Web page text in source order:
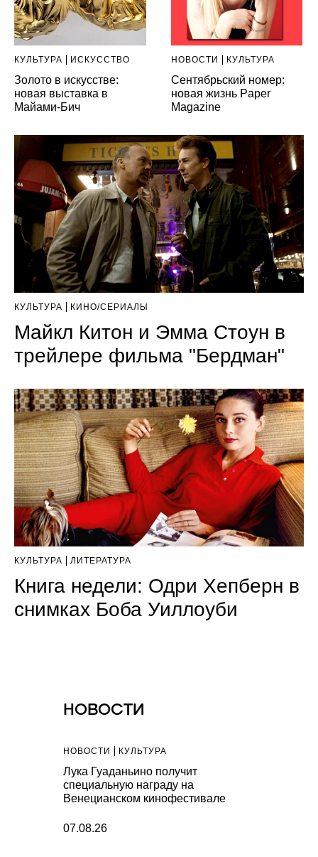
КУЛЬТУРА ИСКУССТВО
Золото в искусстве:
новая выставка в
Майами-Бич
НОВОСТИ КУЛЬТУРА
Сентябрьский номер:
новая жизнь Paper
Magazine
КУЛЬТУРА КИНО/СЕРИАЛЫ
Майкл Китон и Эмма Стоун в
трейлере фильма "Бердман"
КУЛЬТУРА ЛИТЕРАТУРА
Книга недели: Одри Хепберн в
снимках Боба Уиллоуби
НОВОСТИ
НОВОСТИ КУЛЬТУРА
Лука Гуаданьино получит
специальную награду на
Венецианском кинофестивале
07.08.26